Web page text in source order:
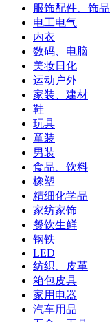
服饰配件、饰品
电工电气
内衣
数码、电脑
美妆日化
运动户外
家装、建材
鞋
玩具
童装
男装
食品、饮料
橡塑
精细化学品
家纺家饰
餐饮生鲜
钢铁
LED
纺织、皮革
箱包皮具
家用电器
汽车用品